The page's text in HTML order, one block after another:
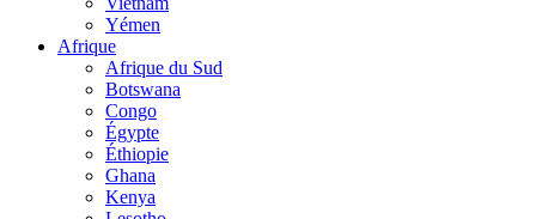
Yémen
Afrique
Afrique du Sud
Botswana
Congo
Égypte
Éthiopie
Ghana
Kenya